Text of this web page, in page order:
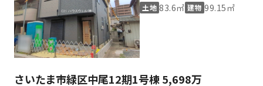
土地 83.6㎡ 建物 99.15㎡
さいたま市緑区中尾12期1号棟 5,698万